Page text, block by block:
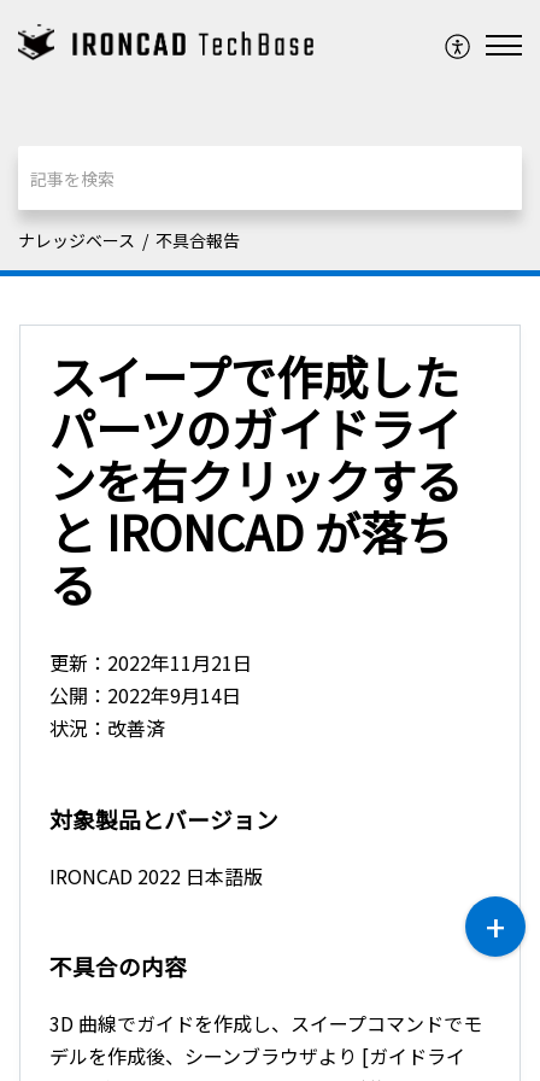
ナレッジベース 不具合報告
スイープで作成した
パーツのガイドライ
ンを右クリックする
と IRONCAD が落ち
る
更新：2022年11月21日
公開：2022年9月14日
状況：改善済
対象製品とバージョン
IRONCAD 2022 日本語版
不具合の内容
3D 曲線でガイドを作成し、スイープコマンドでモ
デルを作成後、シーンブラウザより [ガイドライ